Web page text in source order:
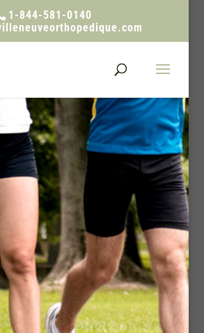
1-844-581-0140